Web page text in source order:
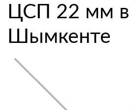
ЦСП 22 мм в
Шымкенте